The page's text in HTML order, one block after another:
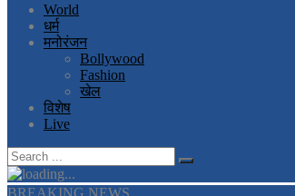
World
धर्म
मनोरंजन
Bollywood
Fashion
खेल
विशेष
Live
BREAKING NEWS